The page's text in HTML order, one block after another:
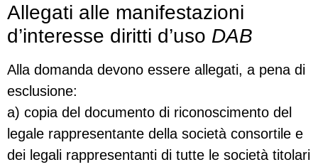
Allegati alle manifestazioni
d’interesse diritti d’uso DAB
Alla domanda devono essere allegati, a pena di
esclusione:
a) copia del documento di riconoscimento del
legale rappresentante della società consortile e
dei legali rappresentanti di tutte le società titolari